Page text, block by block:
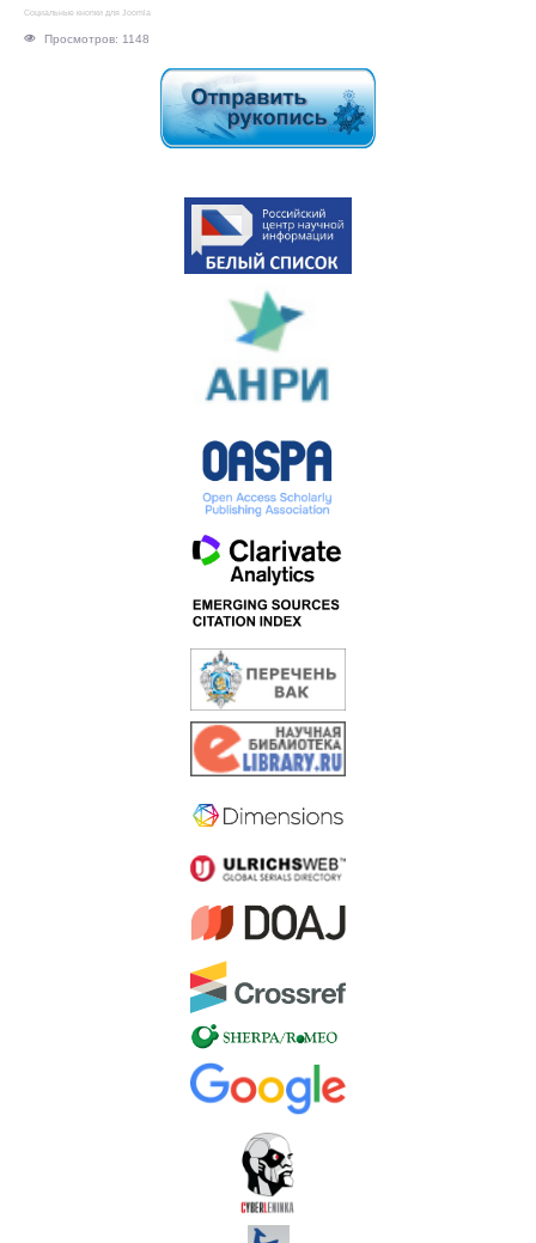
Социальные кнопки для Joomla
Просмотров: 1148